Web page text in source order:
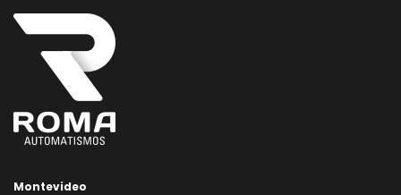
Montevideo